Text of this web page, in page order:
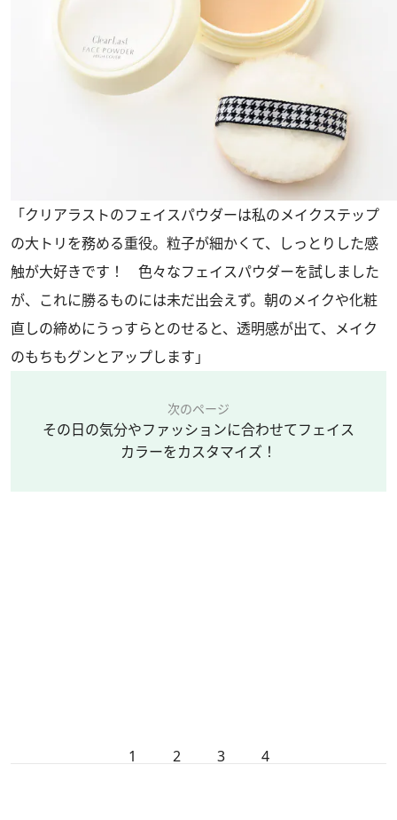
「クリアラストのフェイスパウダーは私のメイクステップ
の大トリを務める重役。粒子が細かくて、しっとりした感
触が大好きです！ 色々なフェイスパウダーを試しました
が、これに勝るものには未だ出会えず。朝のメイクや化粧
直しの締めにうっすらとのせると、透明感が出て、メイク
のもちもグンとアップします」
次のページ
その日の気分やファッションに合わせてフェイス
カラーをカスタマイズ！
1 2 3 4